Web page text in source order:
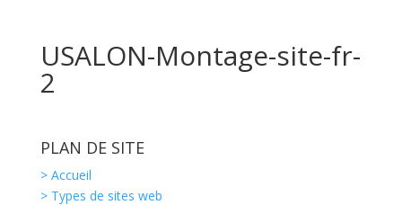
USALON-Montage-site-fr-
2
PLAN DE SITE
> Accueil
> Types de sites web